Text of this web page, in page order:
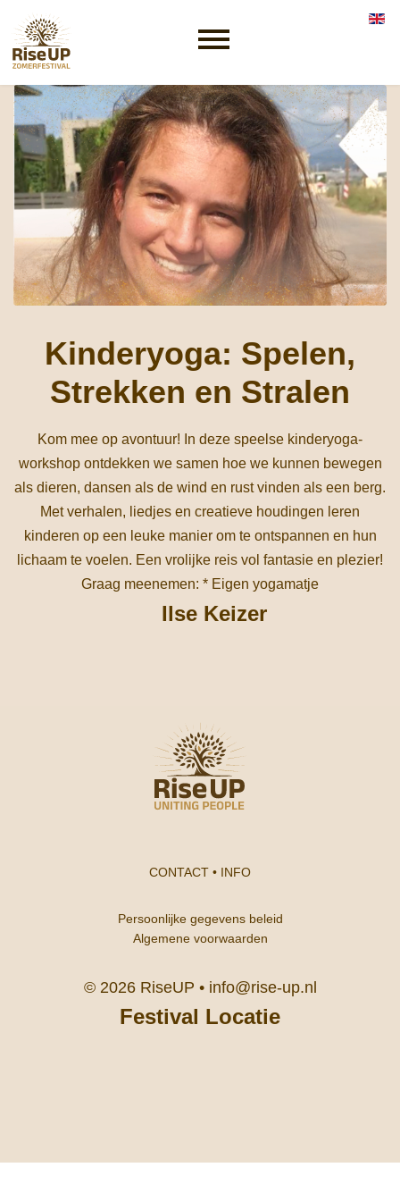
Kinderyoga: Spelen,
Strekken en Stralen
Kom mee op avontuur! In deze speelse kinderyoga-
workshop ontdekken we samen hoe we kunnen bewegen
als dieren, dansen als de wind en rust vinden als een berg.
Met verhalen, liedjes en creatieve houdingen leren
kinderen op een leuke manier om te ontspannen en hun
lichaam te voelen. Een vrolijke reis vol fantasie en plezier!
Graag meenemen: * Eigen yogamatje
Ilse Keizer
CONTACT • INFO
Persoonlijke gegevens beleid
Algemene voorwaarden
© 2026 RiseUP • info@rise-up.nl
Festival Locatie